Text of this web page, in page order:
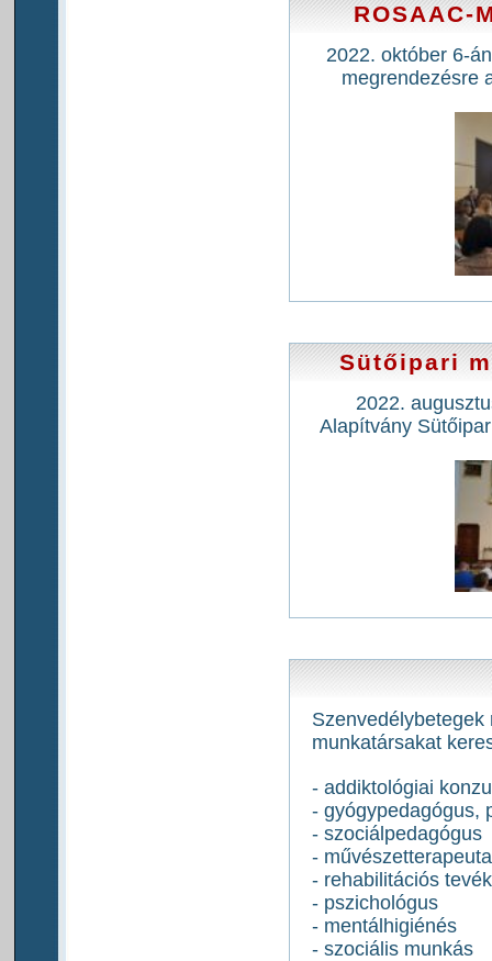
ROSAAC-
2022. október 6-
megrendezésre
Sütőipari
2022.
Alapítvány
munkatársakat
- addiktológiai
- gyógypedagógus,
- szociálpedagógus
- művészetterapeuta
- rehabilitációs
- pszichológus
- mentálhigiénés
- szociális munkás